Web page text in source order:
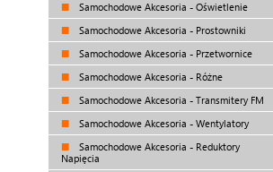
Samochodowe Akcesoria - Oświetlenie
Samochodowe Akcesoria - Prostowniki
Samochodowe Akcesoria - Przetwornice
Samochodowe Akcesoria - Różne
Samochodowe Akcesoria - Transmitery FM
Samochodowe Akcesoria - Wentylatory
Samochodowe Akcesoria - Reduktory
Napięcia